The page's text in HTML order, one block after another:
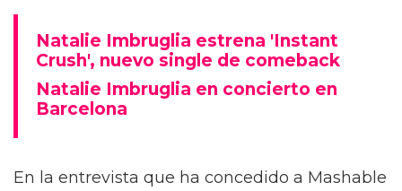
Natalie Imbruglia estrena 'Instant
Crush', nuevo single de comeback
Natalie Imbruglia en concierto en
Barcelona
En la entrevista que ha concedido a Mashable